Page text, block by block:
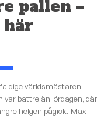
pallen –
här
världsmästaren
var bättre än lördagen, där
helgen pågick. Max